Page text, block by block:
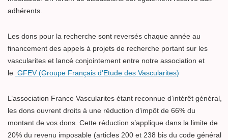
adhérents.
Les dons pour la recherche sont reversés chaque année au
financement des appels à projets de recherche portant sur les
vascularites et lancé conjointement entre notre association et
le GFEV (Groupe Français d'Etude des Vascularites)
L’association France Vascularites étant reconnue d’intérêt général,
les dons ouvrent droits à une réduction d’impôt de 66% du
montant de vos dons. Cette réduction s’applique dans la limite de
20% du revenu imposable (articles 200 et 238 bis du code général